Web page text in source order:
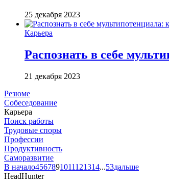
25 декабря 2023
Карьера
Распознать в себе
21 декабря 2023
Резюме
Собеседование
Карьера
Поиск работы
Трудовые споры
Профессии
Продуктивность
Саморазвитие
В начало4567891011121314...53дальше
HeadHunter